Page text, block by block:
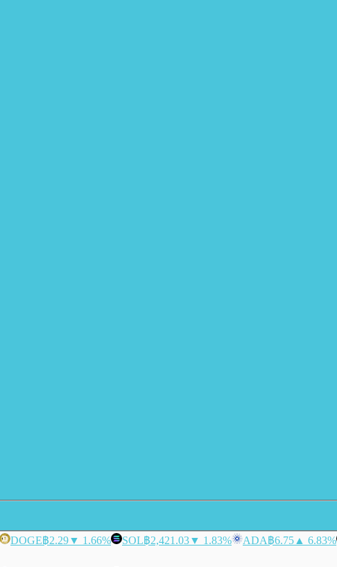
DOGE฿2.29▼ 1.66% SOL฿2,421.03▼ 1.83% ADA฿6.75 ▲ 6.83%